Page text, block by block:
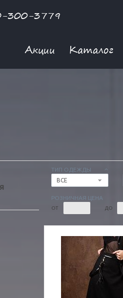
300-3779
Акции Каталог
ТИП ОДЕЖДЫ
ВСЕ
РОЗНИЧНАЯ ЦЕНА
ОТ ДО